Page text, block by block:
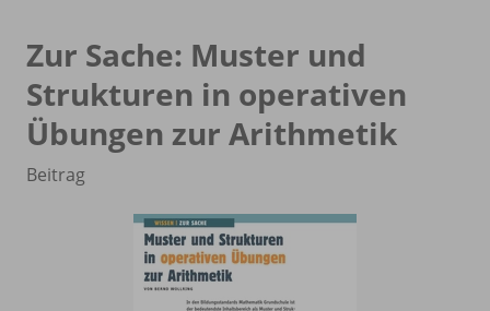
Zur Sache: Muster und
Strukturen in operativen
Übungen zur Arithmetik
Beitrag